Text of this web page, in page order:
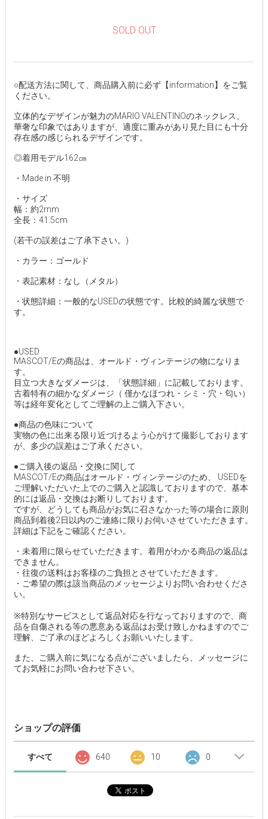
SOLD OUT
○配送方法に関して、商品購入前に必ず【information】をご覧
ください。
立体的なデザインが魅力のMARIO VALENTINOのネックレス。
華奢な印象ではありますが、適度に重みがあり見た目にも十分
存在感の感じられるデザインです。
◎着用モデル162㎝
・Made in 不明
・サイズ
幅：約2mm
全長：41.5cm
(若干の誤差はご了承下さい。)
・カラー：ゴールド
・表記素材：なし（メタル）
・状態詳細：一般的なUSEDの状態です。比較的綺麗な状態で
す。
●USED
MASCOT/Eの商品は、オールド・ヴィンテージの物になりま
す。
目立つ大きなダメージは、「状態詳細」に記載しております。
古着特有の細かなダメージ（ 僅かなほつれ・シミ・穴・匂い）
等は経年変化としてご理解の上ご購入下さい。
●商品の色味について
実物の色に出来る限り近づけるよう心がけて撮影しております
が、多少の誤差はご了承ください。
●ご購入後の返品・交換に関して
MASCOT/Eの商品はオールド・ヴィンテージのため、 USEDを
ご理解いただいた上でのご購入と認識しておりますので、基本
的には返品・交換はお断りしております。
ですが、どうしても商品がお気に召さなかった等の場合に原則
商品到着後2日以内のご連絡に限りお伺いさせていただきます。
詳細は下記をご確認ください。
・未着用に限らせていただきます。着用がわかる商品の返品は
できません。
・往復の送料はお客様のご負担とさせていただきます。
・ご希望の際は該当商品のメッセージよりお問い合わせくださ
い。
※特別なサービスとして返品対応を行なっておりますので、商
品を自傷される等の悪意ある返品はお受け致しかねますのでご
理解、ご了承のほどよろしくお願いいたします。
また、ご購入前に気になる点がございましたら、メッセージに
てお気軽にお問い合わせ下さい。
ショップの評価
すべて 640 10 0